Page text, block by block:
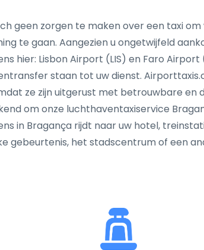
geen zorgen te maken over een taxi
te gaan. Aangezien u ongetwijfeld
hier: Lisbon Airport (LIS) en Faro Airport
staan tot uw dienst.
ze zijn uitgerust met betrouwbare en
om onze luchthaventaxiservice
in Bragança rijdt naar uw hotel,
gebeurtenis, het stadscentrum of een